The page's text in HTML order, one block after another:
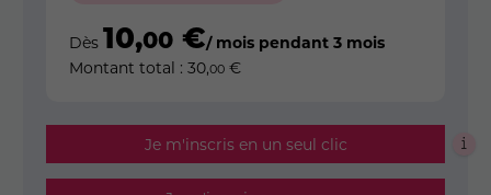
Dès 10,00 €/ mois pendant 3 mois
Montant total : 30,00 €
Je m'inscris en un seul clic